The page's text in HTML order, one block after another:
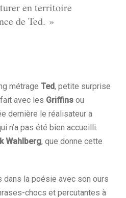
en territoire
de Ted. »
métrage Ted, petite surprise
avec les Griffins ou
dernière le réalisateur a
n’a pas été bien accueilli.
Wahlberg, que donne cette
la poésie avec son ours
chocs et percutantes à